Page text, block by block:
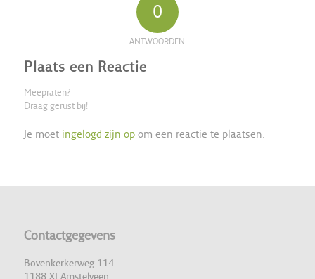
0
ANTWOORDEN
Plaats een Reactie
Meepraten?
Draag gerust bij!
Je moet ingelogd zijn opom een reactie te plaatsen.
Contactgegevens
Bovenkerkerweg 114
1188 XJ Amstelveen